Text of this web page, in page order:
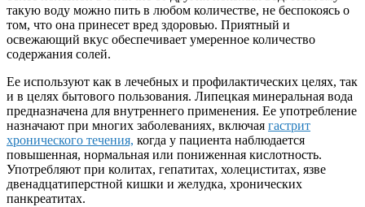
такую воду можно пить в любом количестве, не беспокоясь о
том, что она принесет вред здоровью. Приятный и
освежающий вкус обеспечивает умеренное количество
содержания солей.
Ее используют как в лечебных и профилактических целях, так
и в целях бытового пользования. Липецкая минеральная вода
предназначена для внутреннего применения. Ее употребление
назначают при многих заболеваниях, включая гастрит
хронического течения, когда у пациента наблюдается
повышенная, нормальная или пониженная кислотность.
Употребляют при колитах, гепатитах, холециститах, язве
двенадцатиперстной кишки и желудка, хронических
панкреатитах.